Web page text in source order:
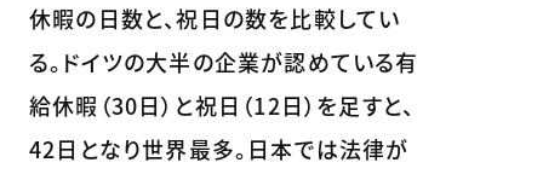
休暇の日数と、祝日の数を比較してい
る。ドイツの大半の企業が認めている有
給休暇（30日）と祝日（12日）を足すと、
42日となり世界最多。日本では法律が